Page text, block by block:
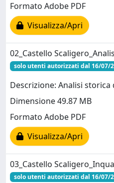
Formato Adobe PDF
Visualizza/Apri
02_Castello
solo utenti autorizzati dal 16/07/
Descrizione: Analisi storica
Dimensione 49.87 MB
Formato Adobe PDF
Visualizza/Apri
03_Castello
solo utenti autorizzati dal 16/07/